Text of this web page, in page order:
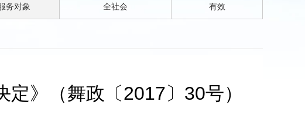
务对象 全社会 有效
》（舞政〔2017〕30号）